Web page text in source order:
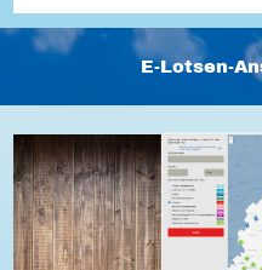
Barriere
E-Lotsen-